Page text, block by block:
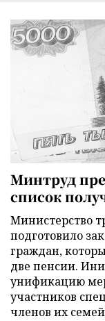
Минтруд
список
Министерство
подготовило
граждан,
две пенсии.
унификацию
участников
членов их